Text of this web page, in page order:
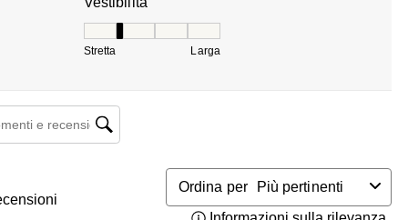
Stretta Larga
e ricerca delle recensioni
Ordina per
Più pertinenti